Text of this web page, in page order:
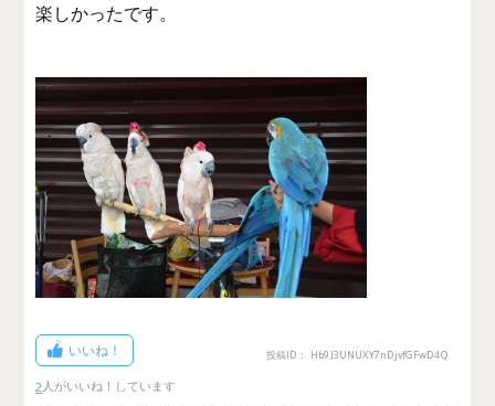
楽しかったです。
いいね！
2
投稿ID： Hb9J3UNUXY7nDjvfGFwD4Q